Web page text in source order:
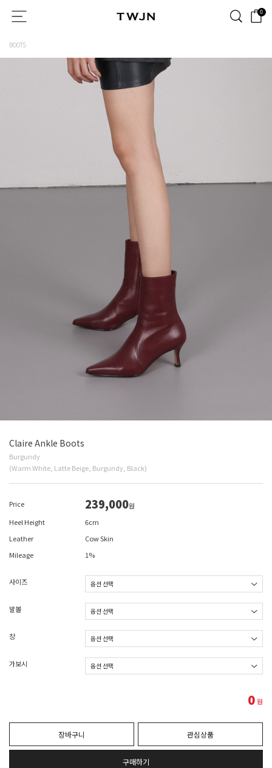
0
BOOTS
Claire Ankle Boots
Burgundy
(Warm White, Latte Beige, Burgundy, Black)
Price 239,000원
Heel Height
6cm
Leather
Cow Skin
Mileage
1%
사이즈
발볼
창
가보시
0원
장바구니 관심상품
구매하기